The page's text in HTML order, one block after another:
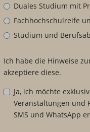
Duales Studium mit
Fachhochschulreife
Studium und
Ich habe die Hinweise
akzeptiere diese.
Ja, ich möchte
Veranstaltungen und
SMS und WhatsApp